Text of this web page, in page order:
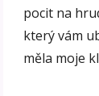
pocit na
který vám
měla moje